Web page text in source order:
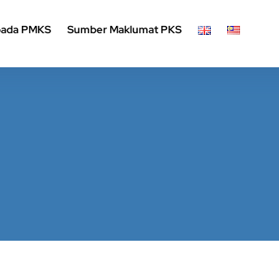
PMKS Sumber Maklumat PKS